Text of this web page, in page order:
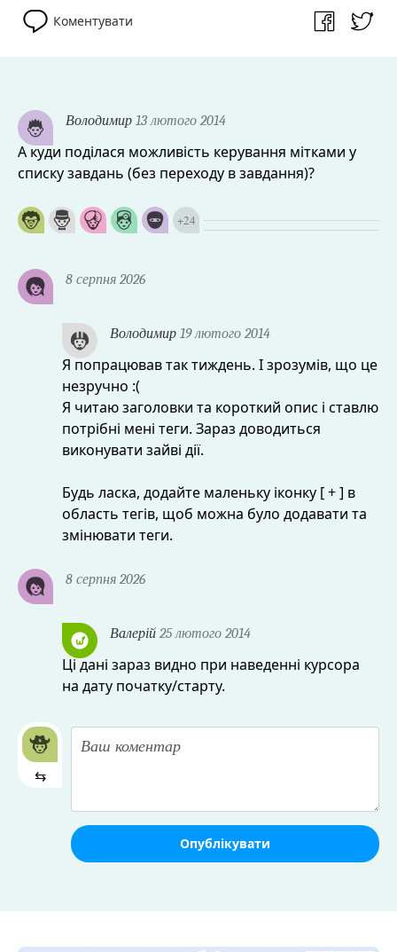
Коментувати
Володимир 13 лютого 2014
А куди поділася можливість керування мітками у
списку завдань (без переходу в завдання)?
+24
8 серпня 2026
Володимир 19 лютого 2014
Я попрацював так тиждень. І зрозумів, що це
незручно :(
Я читаю заголовки та короткий опис і ставлю
потрібні мені теги. Зараз доводиться
виконувати зайві дії.
Будь ласка, додайте маленьку іконку [ + ] в
область тегів, щоб можна було додавати та
змінювати теги.
8 серпня 2026
Валерій 25 лютого 2014
Ці дані зараз видно при наведенні курсора
на дату початку/старту.
⇆
Опублікувати